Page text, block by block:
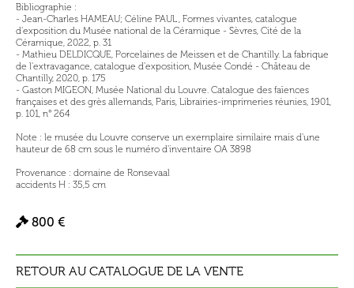
Bibliographie :
- Jean-Charles HAMEAU; Céline PAUL , Formes vivantes, catalogue
d'exposition du Musée national de la Céramique - Sèvres, Cité de la
Céramique, 2022, p. 31
- Mathieu DELDICQUE, Porcelaines de Meissen et de Chantilly. La fabrique
de l'extravagance, catalogue d'exposition, Musée Condé - Château de
Chantilly, 2020, p. 175
- Gaston MIGEON, Musée National du Louvre. Catalogue des faïences
françaises et des grès allemands, Paris, Librairies-imprimeries réunies, 1901,
p. 101, n° 264
Note : le musée du Louvre conserve un exemplaire similaire mais d'une
hauteur de 68 cm sous le numéro d'inventaire OA 3898
Provenance : domaine de Ronsevaal
accidents H : 35,5 cm
800 €
RETOUR AU CATALOGUE DE LA VENTE